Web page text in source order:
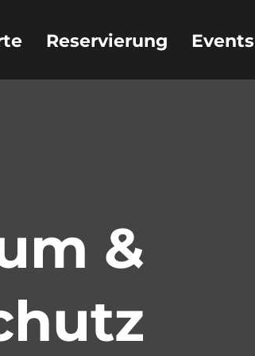
Reservierung Events
&